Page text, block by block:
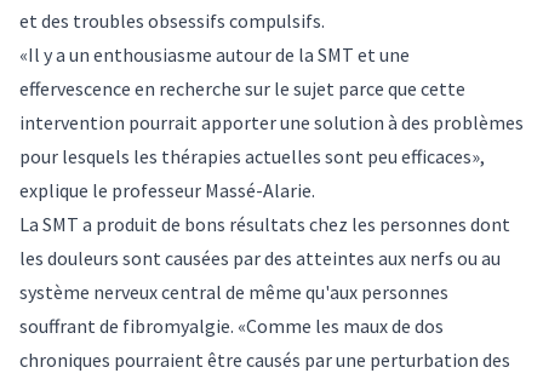
et des troubles obsessifs compulsifs.
«Il y a un enthousiasme autour de la SMT et une
effervescence en recherche sur le sujet parce que cette
intervention pourrait apporter une solution à des problèmes
pour lesquels les thérapies actuelles sont peu efficaces»,
explique le professeur Massé-Alarie.
La SMT a produit de bons résultats chez les personnes dont
les douleurs sont causées par des atteintes aux nerfs ou au
système nerveux central de même qu'aux personnes
souffrant de fibromyalgie. «Comme les maux de dos
chroniques pourraient être causés par une perturbation des